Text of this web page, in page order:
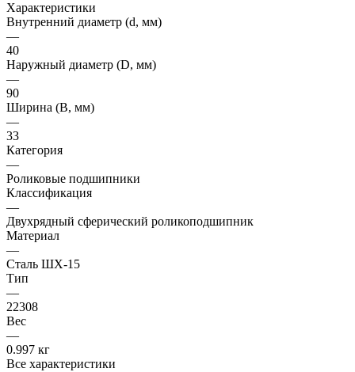
Характеристики
Внутренний диаметр (d, мм)
—
40
Наружный диаметр (D, мм)
—
90
Ширина (B, мм)
—
33
Категория
—
Роликовые подшипники
Классификация
—
Двухрядный сферический роликоподшипник
Материал
—
Сталь ШХ-15
Тип
—
22308
Вес
—
0.997 кг
Все характеристики